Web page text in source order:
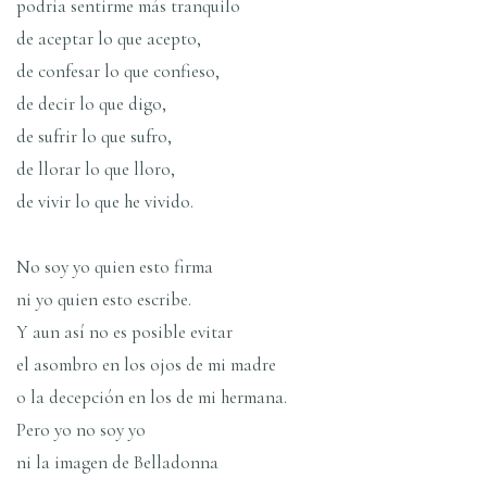
podrí­a sentirme más tranquilo
de aceptar lo que acepto,
de confesar lo que confieso,
de decir lo que digo,
de sufrir lo que sufro,
de llorar lo que lloro,
de vivir lo que he vivido.
No soy yo quien esto firma
ni yo quien esto escribe.
Y aun así­ no es posible evitar
el asombro en los ojos de mi madre
o la decepción en los de mi hermana.
Pero yo no soy yo
ni la imagen de Belladonna